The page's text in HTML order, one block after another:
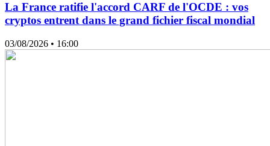
La France ratifie l'accord CARF de l'OCDE : vos
cryptos entrent dans le grand fichier fiscal mondial
03/08/2026 • 16:00